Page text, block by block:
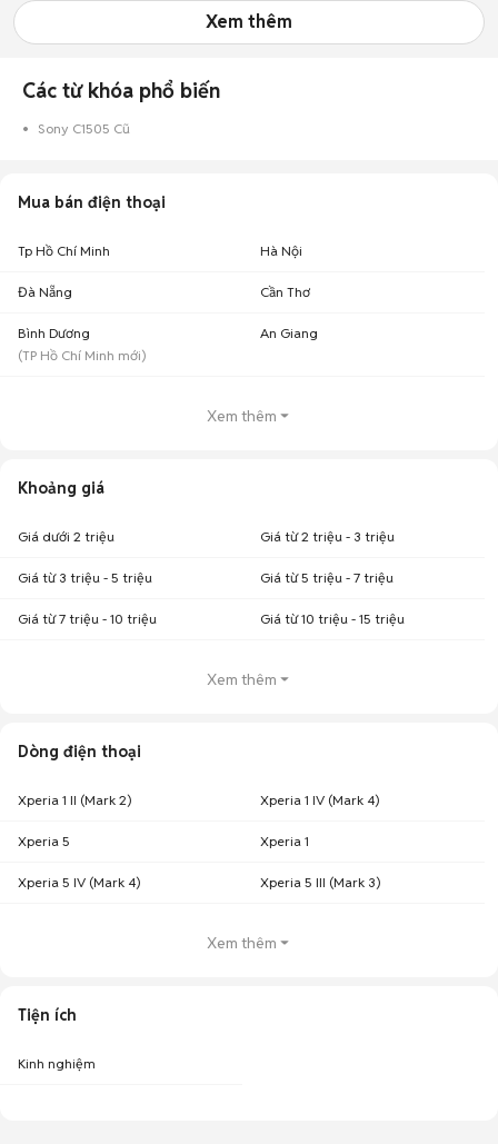
Xem thêm
Các từ khóa phổ biến
Sony C1505 Cũ
Mua bán điện thoại
Tp Hồ Chí Minh Hà Nội
Đà Nẵng Cần Thơ
Bình Dương
(TP Hồ Chí Minh mới)
An Giang
Xem thêm
Khoảng giá
Giá dưới 2 triệu Giá từ 2 triệu - 3 triệu
Giá từ 3 triệu - 5 triệu Giá từ 5 triệu - 7 triệu
Giá từ 7 triệu - 10 triệu Giá từ 10 triệu - 15 triệu
Xem thêm
Dòng điện thoại
Xperia 1 II (Mark 2) Xperia 1 IV (Mark 4)
Xperia 5 Xperia 1
Xperia 5 IV (Mark 4) Xperia 5 III (Mark 3)
Xem thêm
Tiện ích
Kinh nghiệm